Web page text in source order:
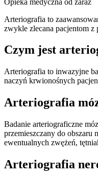
Arteriografia to
zwykle zlecana pacjentom
Czym jest
Arteriografia to inwazyjne
naczyń krwionośnych
Arteriografia
Badanie arteriograficzne
przemieszczany do
ewentualnych zwężeń,
Arteriografia